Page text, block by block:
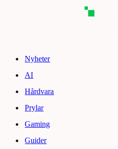
Nyheter
AI
Hårdvara
Prylar
Gaming
Guider